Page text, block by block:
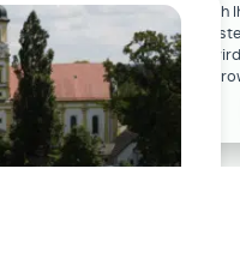
Der KI-Chatbot steht erst nach
Einwilligung in den Cookie-
Verfügung. Der Chat-Verlauf
ausschließlich lokal in Ihrem
gespeichert.